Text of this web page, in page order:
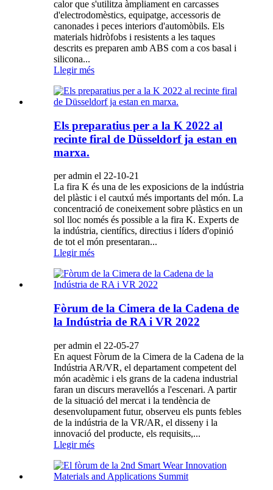
calor que s'utilitza àmpliament en carcasses
d'electrodomèstics, equipatge, accessoris de
canonades i peces interiors d'automòbils. Els
materials hidròfobs i resistents a les taques
descrits es preparen amb ABS com a cos basal i
silicona...
Llegir més
Els preparatius per a la K 2022 al
recinte firal de Düsseldorf ja estan en
marxa.
per admin el 22-10-21
La fira K és una de les exposicions de la indústria
del plàstic i el cautxú més importants del món. La
concentració de coneixement sobre plàstics en un
sol lloc només és possible a la fira K. Experts de
la indústria, científics, directius i líders d'opinió
de tot el món presentaran...
Llegir més
Fòrum de la Cimera de la Cadena de
la Indústria de RA i VR 2022
per admin el 22-05-27
En aquest Fòrum de la Cimera de la Cadena de la
Indústria AR/VR, el departament competent del
món acadèmic i els grans de la cadena industrial
faran un discurs meravellós a l'escenari. A partir
de la situació del mercat i la tendència de
desenvolupament futur, observeu els punts febles
de la indústria de la VR/AR, el disseny i la
innovació del producte, els requisits,...
Llegir més